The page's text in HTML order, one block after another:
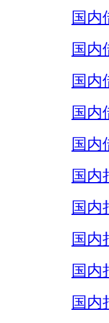
国内
国内
国内
国内
国内
国内
国内
国内
国内
国内